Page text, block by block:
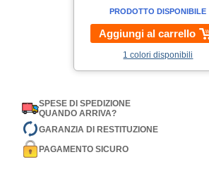
PRODOTTO DISPONIBILE
Aggiungi al carrello
1 colori disponibili
SPESE DI SPEDIZIONE
QUANDO ARRIVA?
GARANZIA DI RESTITUZIONE
PAGAMENTO SICURO